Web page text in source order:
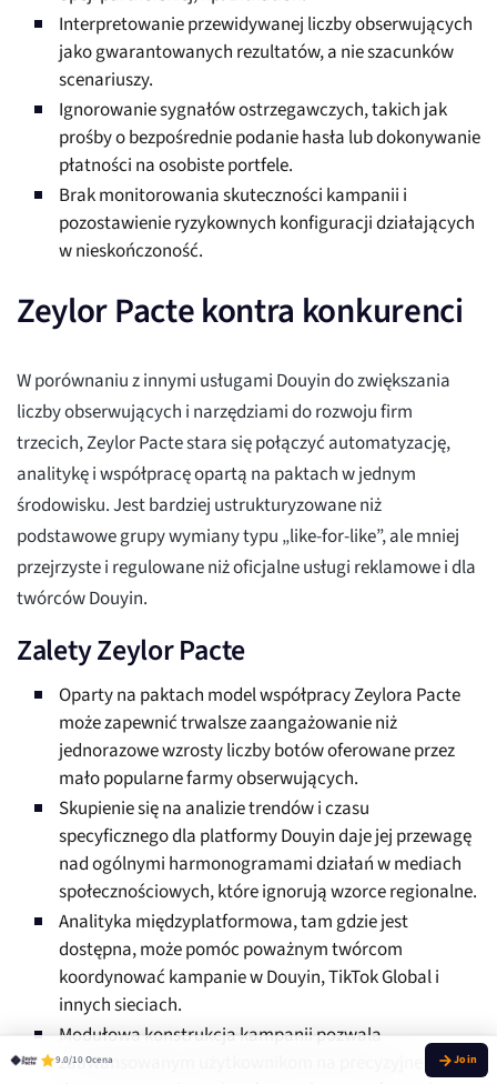
Interpretowanie przewidywanej liczby obserwujących
jako gwarantowanych rezultatów, a nie szacunków
scenariuszy.
Ignorowanie sygnałów ostrzegawczych, takich jak
prośby o bezpośrednie podanie hasła lub dokonywanie
płatności na osobiste portfele.
Brak monitorowania skuteczności kampanii i
pozostawienie ryzykownych konfiguracji działających
w nieskończoność.
Zeylor Pacte kontra konkurenci
W porównaniu z innymi usługami Douyin do zwiększania
liczby obserwujących i narzędziami do rozwoju firm
trzecich, Zeylor Pacte stara się połączyć automatyzację,
analitykę i współpracę opartą na paktach w jednym
środowisku. Jest bardziej ustrukturyzowane niż
podstawowe grupy wymiany typu „like-for-like”, ale mniej
przejrzyste i regulowane niż oficjalne usługi reklamowe i dla
twórców Douyin.
Zalety Zeylor Pacte
Oparty na paktach model współpracy Zeylora Pacte
może zapewnić trwalsze zaangażowanie niż
jednorazowe wzrosty liczby botów oferowane przez
mało popularne farmy obserwujących.
Skupienie się na analizie trendów i czasu
specyficznego dla platformy Douyin daje jej przewagę
nad ogólnymi harmonogramami działań w mediach
społecznościowych, które ignorują wzorce regionalne.
Analityka międzyplatformowa, tam gdzie jest
dostępna, może pomóc poważnym twórcom
koordynować kampanie w Douyin, TikTok Global i
innych sieciach.
Modułowa konstrukcja kampanii pozwala
zaawansowanym użytkownikom na precyzyjne
9.0/10 Ocena